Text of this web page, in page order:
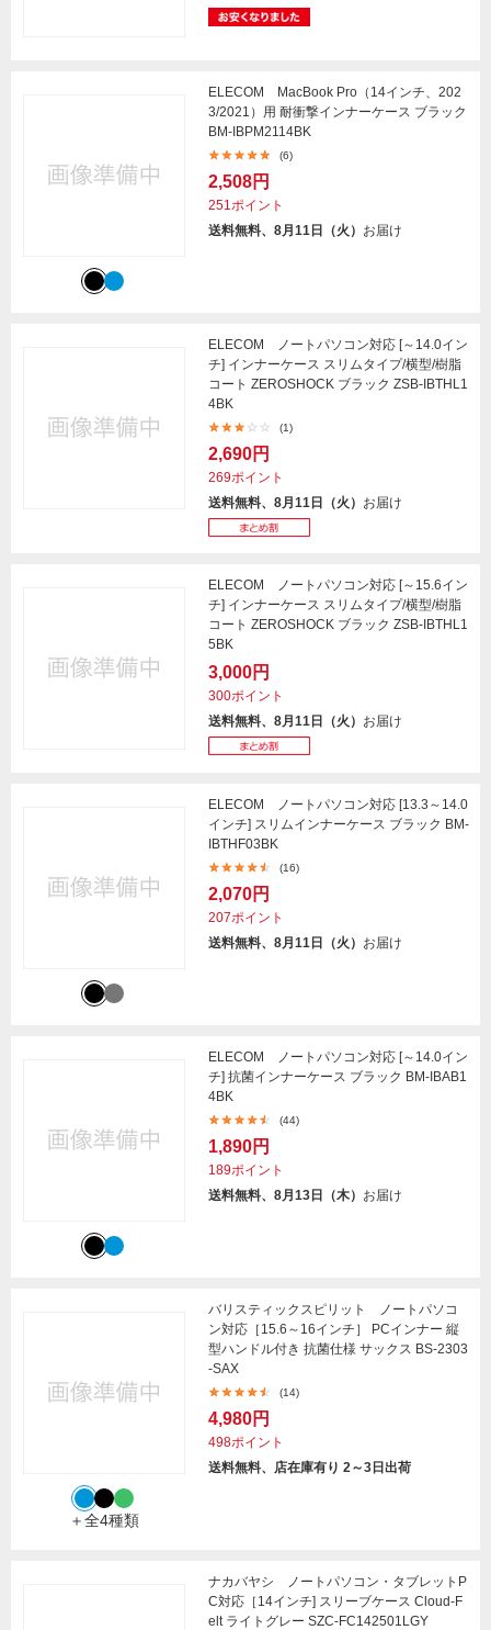
ELECOM MacBook Pro（14インチ、202
3/2021）用 耐衝撃インナーケース ブラック
BM-IBPM2114BK
(6)
2,508円
251ポイント
送料無料、8月11日（火） お届け
ELECOM ノートパソコン対応 [～14.0イン
チ] インナーケース スリムタイプ/横型/樹脂
コート ZEROSHOCK ブラック ZSB-IBTHL1
4BK
(1)
2,690円
269ポイント
送料無料、8月11日（火） お届け
ELECOM ノートパソコン対応 [～15.6イン
チ] インナーケース スリムタイプ/横型/樹脂
コート ZEROSHOCK ブラック ZSB-IBTHL1
5BK
3,000円
300ポイント
送料無料、8月11日（火） お届け
ELECOM ノートパソコン対応 [13.3～14.0
インチ] スリムインナーケース ブラック BM-
IBTHF03BK
(16)
2,070円
207ポイント
送料無料、8月11日（火） お届け
ELECOM ノートパソコン対応 [～14.0イン
チ] 抗菌インナーケース ブラック BM-IBAB1
4BK
(44)
1,890円
189ポイント
送料無料、8月13日（木） お届け
＋全4種類
バリスティックスピリット ノートパソコ
ン対応［15.6～16インチ］ PCインナー 縦
型ハンドル付き 抗菌仕様 サックス BS-2303
-SAX
(14)
4,980円
498ポイント
送料無料、店在庫有り 2～3日出荷
ナカバヤシ ノートパソコン・タブレットP
C対応［14インチ] スリーブケース Cloud-F
elt ライトグレー SZC-FC142501LGY